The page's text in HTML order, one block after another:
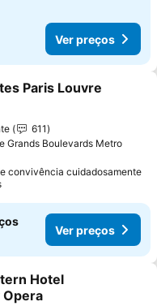
Ver preços
aos favoritos
Paris Louvre
611
Grands Boulevards Metro
convivência cuidadosamente
Ver preços
aos favoritos
Hotel
Opera